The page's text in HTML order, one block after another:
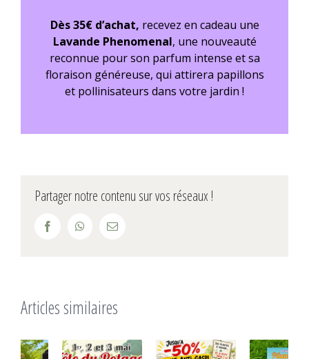
Dès 35€ d’achat, recevez en cadeau une
Lavande Phenomenal, une nouveauté
reconnue pour son parfum intense et sa
floraison généreuse, qui attirera papillons
et pollinisateurs dans votre jardin !
Partager notre contenu sur vos réseaux !
FacebookWhatsAppEmail
Articles similaires